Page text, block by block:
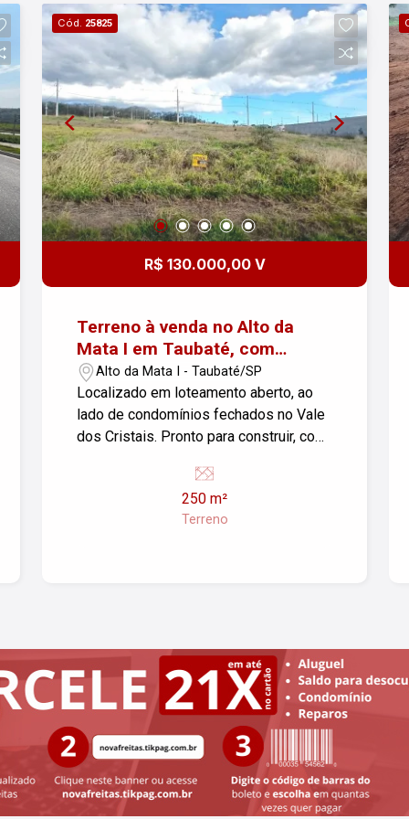
Cód. 25825
R$ 130.000,00 V
Terreno à venda no Alto da
Mata I em Taubaté, com
250m²!
Alto da Mata I - Taubaté/SP
Localizado em loteamento aberto, ao
lado de condomínios fechados no Vale
dos Cristais. Pronto para construir, com
localização: próximo ao Cavex, com
fácil acesso pela Comevap e Hotel
Fazenda Mazzaropi. Ideal para quem
250 m²
Terreno